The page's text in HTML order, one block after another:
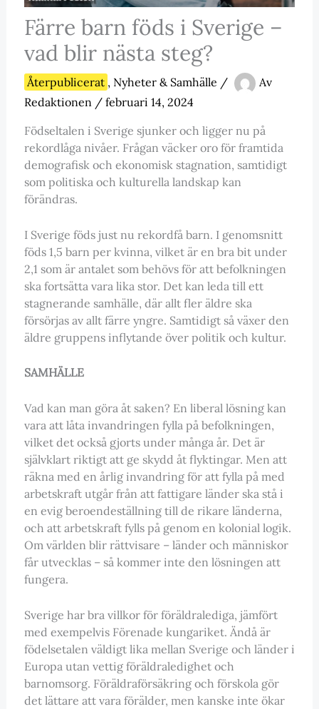
Färre barn föds i Sverige –
vad blir nästa steg?
Återpublicerat , Nyheter & Samhälle /
Av
Redaktionen / februari 14, 2024
Födseltalen i Sverige sjunker och ligger nu på
rekordlåga nivåer. Frågan väcker oro för framtida
demografisk och ekonomisk stagnation, samtidigt
som politiska och kulturella landskap kan
förändras.
I Sverige föds just nu rekordfå barn. I genomsnitt
föds 1,5 barn per kvinna, vilket är en bra bit under
2,1 som är antalet som behövs för att befolkningen
ska fortsätta vara lika stor. Det kan leda till ett
stagnerande samhälle, där allt fler äldre ska
försörjas av allt färre yngre. Samtidigt så växer den
äldre gruppens inflytande över politik och kultur.
SAMHÄLLE
Vad kan man göra åt saken? En liberal lösning kan
vara att låta invandringen fylla på befolkningen,
vilket det också gjorts under många år. Det är
självklart riktigt att ge skydd åt flyktingar. Men att
räkna med en årlig invandring för att fylla på med
arbetskraft utgår från att fattigare länder ska stå i
en evig beroendeställning till de rikare länderna,
och att arbetskraft fylls på genom en kolonial logik.
Om världen blir rättvisare – länder och människor
får utvecklas – så kommer inte den lösningen att
fungera.
Sverige har bra villkor för föräldralediga, jämfört
med exempelvis Förenade kungariket. Ändå är
födelsetalen väldigt lika mellan Sverige och länder i
Europa utan vettig föräldraledighet och
barnomsorg. Föräldraförsäkring och förskola gör
det lättare att vara förälder, men kanske inte ökar